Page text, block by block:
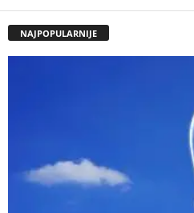
NAJPOPULARNIJE